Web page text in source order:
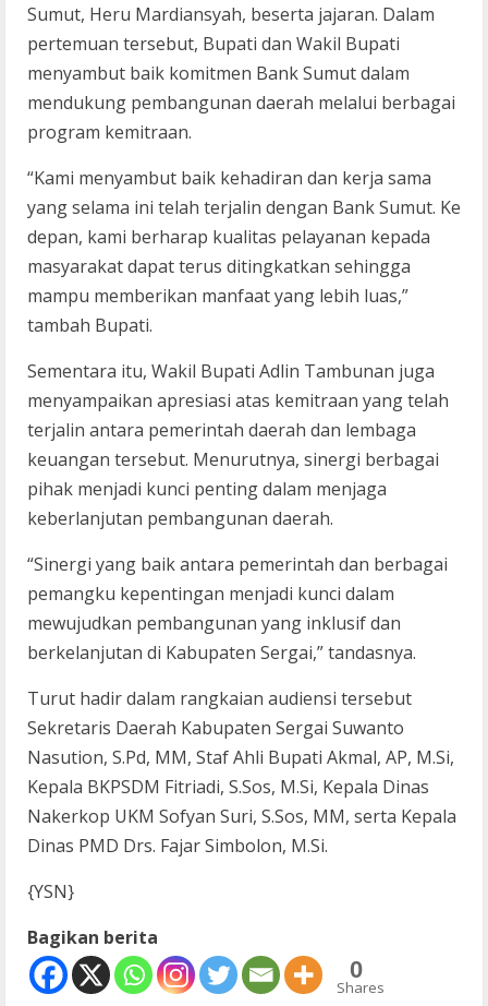
Sumut, Heru Mardiansyah, beserta jajaran. Dalam
pertemuan tersebut, Bupati dan Wakil Bupati
menyambut baik komitmen Bank Sumut dalam
mendukung pembangunan daerah melalui berbagai
program kemitraan.
“Kami menyambut baik kehadiran dan kerja sama
yang selama ini telah terjalin dengan Bank Sumut. Ke
depan, kami berharap kualitas pelayanan kepada
masyarakat dapat terus ditingkatkan sehingga
mampu memberikan manfaat yang lebih luas,”
tambah Bupati.
Sementara itu, Wakil Bupati Adlin Tambunan juga
menyampaikan apresiasi atas kemitraan yang telah
terjalin antara pemerintah daerah dan lembaga
keuangan tersebut. Menurutnya, sinergi berbagai
pihak menjadi kunci penting dalam menjaga
keberlanjutan pembangunan daerah.
“Sinergi yang baik antara pemerintah dan berbagai
pemangku kepentingan menjadi kunci dalam
mewujudkan pembangunan yang inklusif dan
berkelanjutan di Kabupaten Sergai,” tandasnya.
Turut hadir dalam rangkaian audiensi tersebut
Sekretaris Daerah Kabupaten Sergai Suwanto
Nasution, S.Pd, MM, Staf Ahli Bupati Akmal, AP, M.Si,
Kepala BKPSDM Fitriadi, S.Sos, M.Si, Kepala Dinas
Nakerkop UKM Sofyan Suri, S.Sos, MM, serta Kepala
Dinas PMD Drs. Fajar Simbolon, M.Si.
{YSN}
Bagikan berita
0
Shares